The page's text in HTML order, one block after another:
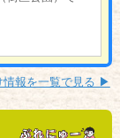
情報を一覧で見る ▶︎